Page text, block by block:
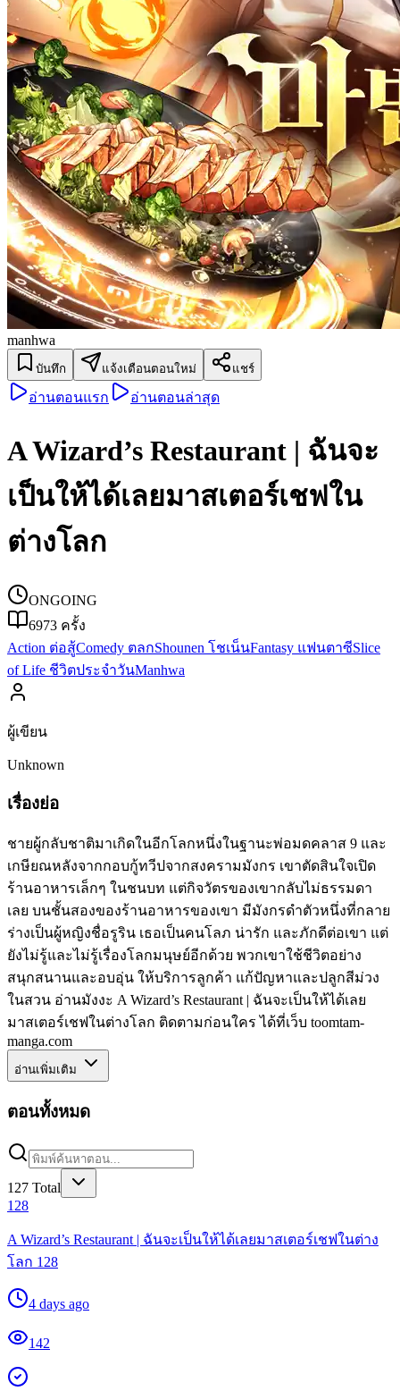
manhwa
บันทึก แจ้งเตือนตอนใหม่ แชร์
อ่านตอนแรก อ่านตอนล่าสุด
A Wizard’s Restaurant | ฉันจะ
เป็นให้ได้เลยมาสเตอร์เชฟใน
ต่างโลก
ONGOING
6973 ครั้ง
Action ต่อสู้Comedy ตลกShounen โชเน็นFantasy แฟนตาซีSlice
of Life ชีวิตประจำวันManhwa
ผู้เขียน
Unknown
เรื่องย่อ
ชายผู้กลับชาติมาเกิดในอีกโลกหนึ่งในฐานะพ่อมดคลาส 9 และ
เกษียณหลังจากกอบกู้ทวีปจากสงครามมังกร เขาตัดสินใจเปิด
ร้านอาหารเล็กๆ ในชนบท แต่กิจวัตรของเขากลับไม่ธรรมดา
เลย บนชั้นสองของร้านอาหารของเขา มีมังกรดำตัวหนึ่งที่กลาย
ร่างเป็นผู้หญิงชื่อรูริน เธอเป็นคนโลภ น่ารัก และภักดีต่อเขา แต่
ยังไม่รู้และไม่รู้เรื่องโลกมนุษย์อีกด้วย พวกเขาใช้ชีวิตอย่าง
สนุกสนานและอบอุ่น ให้บริการลูกค้า แก้ปัญหาและปลูกสีม่วง
ในสวน อ่านมังงะ A Wizard’s Restaurant | ฉันจะเป็นให้ได้เลย
มาสเตอร์เชฟในต่างโลก ติดตามก่อนใคร ได้ที่เว็บ toomtam-
manga.com
อ่านเพิ่มเติม
ตอนทั้งหมด
127 Total
128
A Wizard’s Restaurant | ฉันจะเป็นให้ได้เลยมาสเตอร์เชฟในต่าง
โลก 128
4 days ago
142